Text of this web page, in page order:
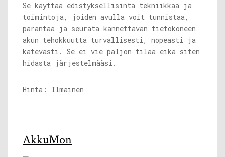
Se käyttää edistyksellisintä tekniikkaa ja
toimintoja, joiden avulla voit tunnistaa,
parantaa ja seurata kannettavan tietokoneen
akun tehokkuutta turvallisesti, nopeasti ja
kätevästi. Se ei vie paljon tilaa eikä siten
hidasta järjestelmääsi.
Hinta: Ilmainen
AkkuMon